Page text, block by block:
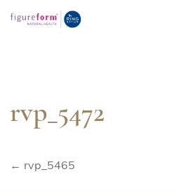
zum
rvp_5472
Beitragsnavigation
← rvp_5465